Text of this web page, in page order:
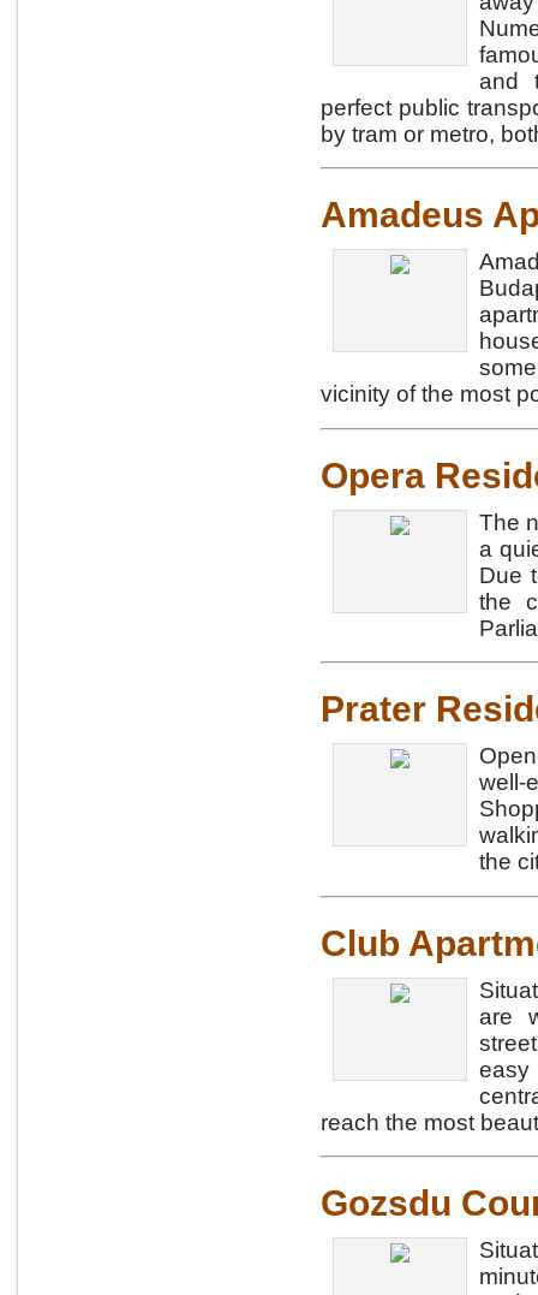
and
perfect public
by tram or metro,
Amadeus
vicinity of the most
Opera
The
a
Due
the
Prater
the
Club
are
reach the most
Gozsdu